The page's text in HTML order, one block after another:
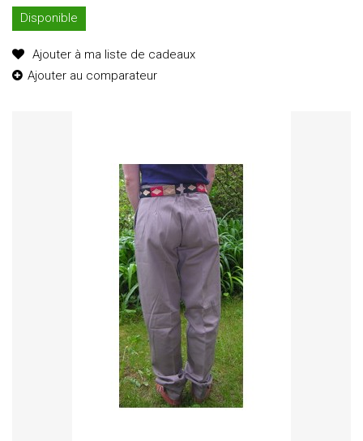
Disponible
Ajouter à ma liste de cadeaux
Ajouter au comparateur